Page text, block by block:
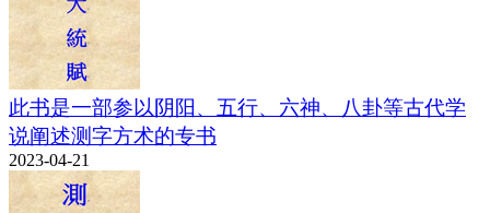
此书是一部参以阴阳、五行、六神、八卦等古代学
说阐述测字方术的专书
2023-04-21